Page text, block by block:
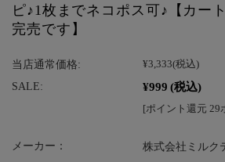
ピ♪1枚までネコポス可♪【カー
完売です】
当店通常価格: ¥3,333(税込)
SALE: ¥999 (税込)
[ポイント還元 29
メーカー：
株式会社ミルク